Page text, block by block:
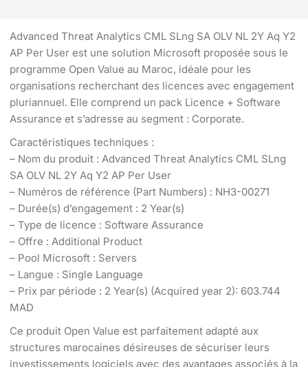
Advanced Threat Analytics CML SLng SA OLV NL 2Y Aq Y2
AP Per User est une solution Microsoft proposée sous le
programme Open Value au Maroc, idéale pour les
organisations recherchant des licences avec engagement
pluriannuel. Elle comprend un pack Licence + Software
Assurance et s’adresse au segment : Corporate.
Caractéristiques techniques :
– Nom du produit : Advanced Threat Analytics CML SLng
SA OLV NL 2Y Aq Y2 AP Per User
– Numéros de référence (Part Numbers) : NH3-00271
– Durée(s) d’engagement : 2 Year(s)
– Type de licence : Software Assurance
– Offre : Additional Product
– Pool Microsoft : Servers
– Langue : Single Language
– Prix par période : 2 Year(s) (Acquired year 2): 603.744
MAD
Ce produit Open Value est parfaitement adapté aux
structures marocaines désireuses de sécuriser leurs
investissements logiciels avec des avantages associés à la